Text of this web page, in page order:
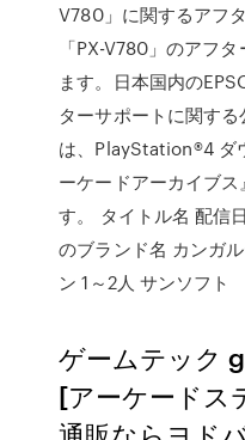
V780」に関するアフ
「PX-V780」のアフ
ます。日本国内の
ターサポートに関す
は、PlayStation®4 ダ
ーケードアーカイブ
す。 タイトル名 配信
のブランド名 カンガ
ン 1～2人 サンソフト
ゲームテック
[アーケードス